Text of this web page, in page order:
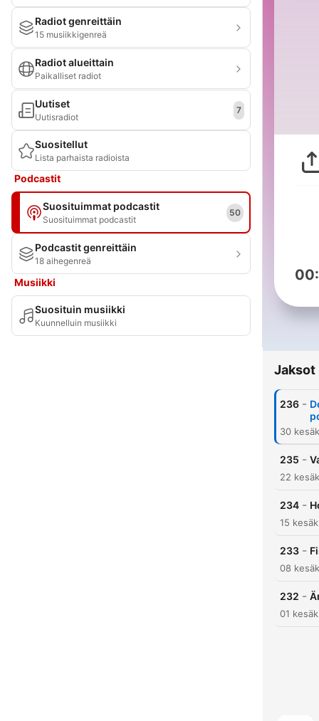
Radiot genreittäin
15 musiikkigenreä
Radiot alueittain
Paikalliset radiot
Uutiset
Uutisradiot
7
Suositellut
Lista parhaista radioista
Podcastit
Suosituimmat podcastit
Suosituimmat podcastit
50
Podcastit genreittäin
18 aihegenreä
Musiikki
Suosituin musiikki
Kuunnelluin musiikki
Jaksot
236 -
30
235 -
22
234 -
15
233 -
08
232 -
01